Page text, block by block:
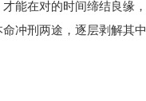
能在对的时间缔结良缘
冲刑两途，逐层剥解其中